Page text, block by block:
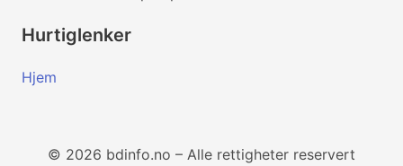
Hurtiglenker
Hjem
© 2026 bdinfo.no – Alle rettigheter reservert